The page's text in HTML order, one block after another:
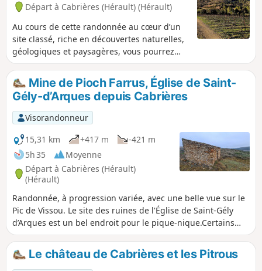
Départ à Cabrières (Hérault) (Hérault)
Au cours de cette randonnée au cœur d’un
site classé, riche en découvertes naturelles,
géologiques et paysagères, vous pourrez
découvrir les vestiges de l'ancien village de
Cabrières au pied du château, puis grimper
sur les crêtes de Vissou avant de gravir le
pic et découvrir un point de vue
époustouflant.Cette randonnée emprunte
deux PR®®, "Drailles des Crozes" puis "Pic
de Vissou". Sans difficulté mais un peu
physique quand même.
Mine de Pioch Farrus, Église de Saint-
Gély-d’Arques depuis Cabrières
Visorandonneur
15,31 km
+417 m
-421 m
5h 35
Moyenne
Départ à Cabrières (Hérault)
(Hérault)
Randonnée, à progression variée, avec une belle vue sur le
Pic de Vissou. Le site des ruines de l'Église de Saint-Gély
d’Arques est un bel endroit pour le pique-nique.Certains
passages, non balisés, nécessitent l'emploi d'un GPS.
Le château de Cabrières et les Pitrous